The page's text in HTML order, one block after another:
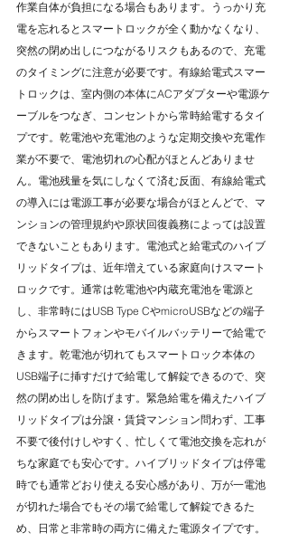
作業自体が負担になる場合もあります。うっかり充
電を忘れるとスマートロックが全く動かなくなり、
突然の閉め出しにつながるリスクもあるので、充電
のタイミングに注意が必要です。有線給電式スマー
トロックは、室内側の本体にACアダプターや電源ケ
ーブルをつなぎ、コンセントから常時給電するタイ
プです。乾電池や充電池のような定期交換や充電作
業が不要で、電池切れの心配がほとんどありませ
ん。電池残量を気にしなくて済む反面、有線給電式
の導入には電源工事が必要な場合がほとんどで、マ
ンションの管理規約や原状回復義務によっては設置
できないこともあります。電池式と給電式のハイブ
リッドタイプは、近年増えている家庭向けスマート
ロックです。通常は乾電池や内蔵充電池を電源と
し、非常時にはUSB Type CやmicroUSBなどの端子
からスマートフォンやモバイルバッテリーで給電で
きます。乾電池が切れてもスマートロック本体の
USB端子に挿すだけで給電して解錠できるので、突
然の閉め出しを防げます。緊急給電を備えたハイブ
リッドタイプは分譲・賃貸マンション問わず、工事
不要で後付けしやすく、忙しくて電池交換を忘れが
ちな家庭でも安心です。ハイブリッドタイプは停電
時でも通常どおり使える安心感があり、万が一電池
が切れた場合でもその場で給電して解錠できるた
め、日常と非常時の両方に備えた電源タイプです。